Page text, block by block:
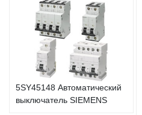
5SY45148 Автоматический
выключатель SIEMENS